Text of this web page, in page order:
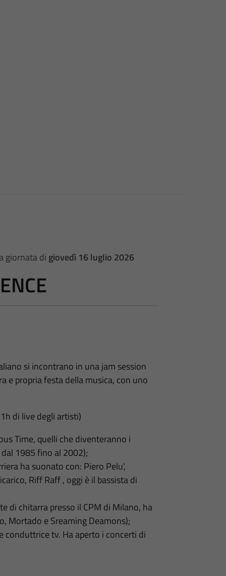
giornata di giovedì 16 luglio 2026
si incontrano in una jam session
e propria festa della musica, con uno
di live degli artisti)
Time, quelli che diventeranno i
1985 fino al 2002);
ha suonato con: Piero Pelu',
Riff Raff , oggi è il bassista di
di chitarra presso il CPM di Milano, ha
Mortado e Sreaming Deamons);
tv. Ha aperto i concerti di